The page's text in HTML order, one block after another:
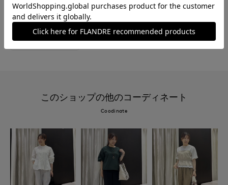
#ブラウス #セットアップ #パンツ
#ウォッシャブル #コットン #リネン
#骨格ストレート
このショップの他のコーディネート
Coodinate